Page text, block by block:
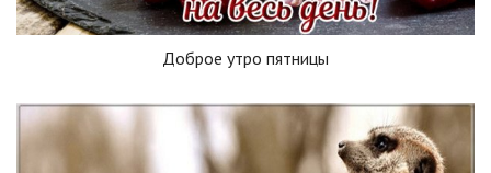
Доброе утро пятницы